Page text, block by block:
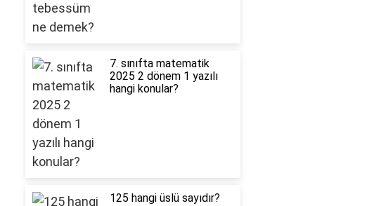
7. sınıfta matematik
2025 2 dönem 1 yazılı
hangi konular?
125 hangi üslü sayıdır?